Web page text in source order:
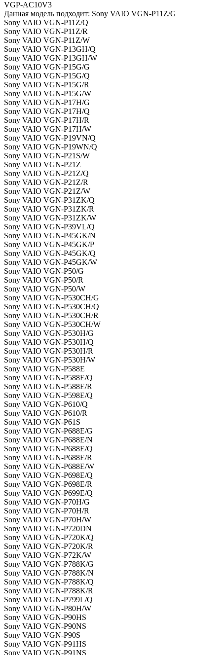
VGP-AC10V3
Данная модель подходит: Sony VAIO VGN-P11Z/G
Sony VAIO VGN-P11Z/Q
Sony VAIO VGN-P11Z/R
Sony VAIO VGN-P11Z/W
Sony VAIO VGN-P13GH/Q
Sony VAIO VGN-P13GH/W
Sony VAIO VGN-P15G/G
Sony VAIO VGN-P15G/Q
Sony VAIO VGN-P15G/R
Sony VAIO VGN-P15G/W
Sony VAIO VGN-P17H/G
Sony VAIO VGN-P17H/Q
Sony VAIO VGN-P17H/R
Sony VAIO VGN-P17H/W
Sony VAIO VGN-P19VN/Q
Sony VAIO VGN-P19WN/Q
Sony VAIO VGN-P21S/W
Sony VAIO VGN-P21Z
Sony VAIO VGN-P21Z/Q
Sony VAIO VGN-P21Z/R
Sony VAIO VGN-P21Z/W
Sony VAIO VGN-P31ZK/Q
Sony VAIO VGN-P31ZK/R
Sony VAIO VGN-P31ZK/W
Sony VAIO VGN-P39VL/Q
Sony VAIO VGN-P45GK/N
Sony VAIO VGN-P45GK/P
Sony VAIO VGN-P45GK/Q
Sony VAIO VGN-P45GK/W
Sony VAIO VGN-P50/G
Sony VAIO VGN-P50/R
Sony VAIO VGN-P50/W
Sony VAIO VGN-P530CH/G
Sony VAIO VGN-P530CH/Q
Sony VAIO VGN-P530CH/R
Sony VAIO VGN-P530CH/W
Sony VAIO VGN-P530H/G
Sony VAIO VGN-P530H/Q
Sony VAIO VGN-P530H/R
Sony VAIO VGN-P530H/W
Sony VAIO VGN-P588E
Sony VAIO VGN-P588E/Q
Sony VAIO VGN-P588E/R
Sony VAIO VGN-P598E/Q
Sony VAIO VGN-P610/Q
Sony VAIO VGN-P610/R
Sony VAIO VGN-P61S
Sony VAIO VGN-P688E/G
Sony VAIO VGN-P688E/N
Sony VAIO VGN-P688E/Q
Sony VAIO VGN-P688E/R
Sony VAIO VGN-P688E/W
Sony VAIO VGN-P698E/Q
Sony VAIO VGN-P698E/R
Sony VAIO VGN-P699E/Q
Sony VAIO VGN-P70H/G
Sony VAIO VGN-P70H/R
Sony VAIO VGN-P70H/W
Sony VAIO VGN-P720DN
Sony VAIO VGN-P720K/Q
Sony VAIO VGN-P720K/R
Sony VAIO VGN-P72K/W
Sony VAIO VGN-P788K/G
Sony VAIO VGN-P788K/N
Sony VAIO VGN-P788K/Q
Sony VAIO VGN-P788K/R
Sony VAIO VGN-P799L/Q
Sony VAIO VGN-P80H/W
Sony VAIO VGN-P90HS
Sony VAIO VGN-P90NS
Sony VAIO VGN-P90S
Sony VAIO VGN-P91HS
Sony VAIO VGN-P91NS